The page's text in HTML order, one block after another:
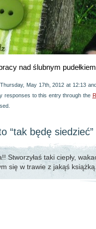
nad ślubnym
May 17th, 2012 at 12:13
responses to this entry through the
“tak będę siedzieć”
Stworzyłaś taki ciepły,
się w trawie z jakąś